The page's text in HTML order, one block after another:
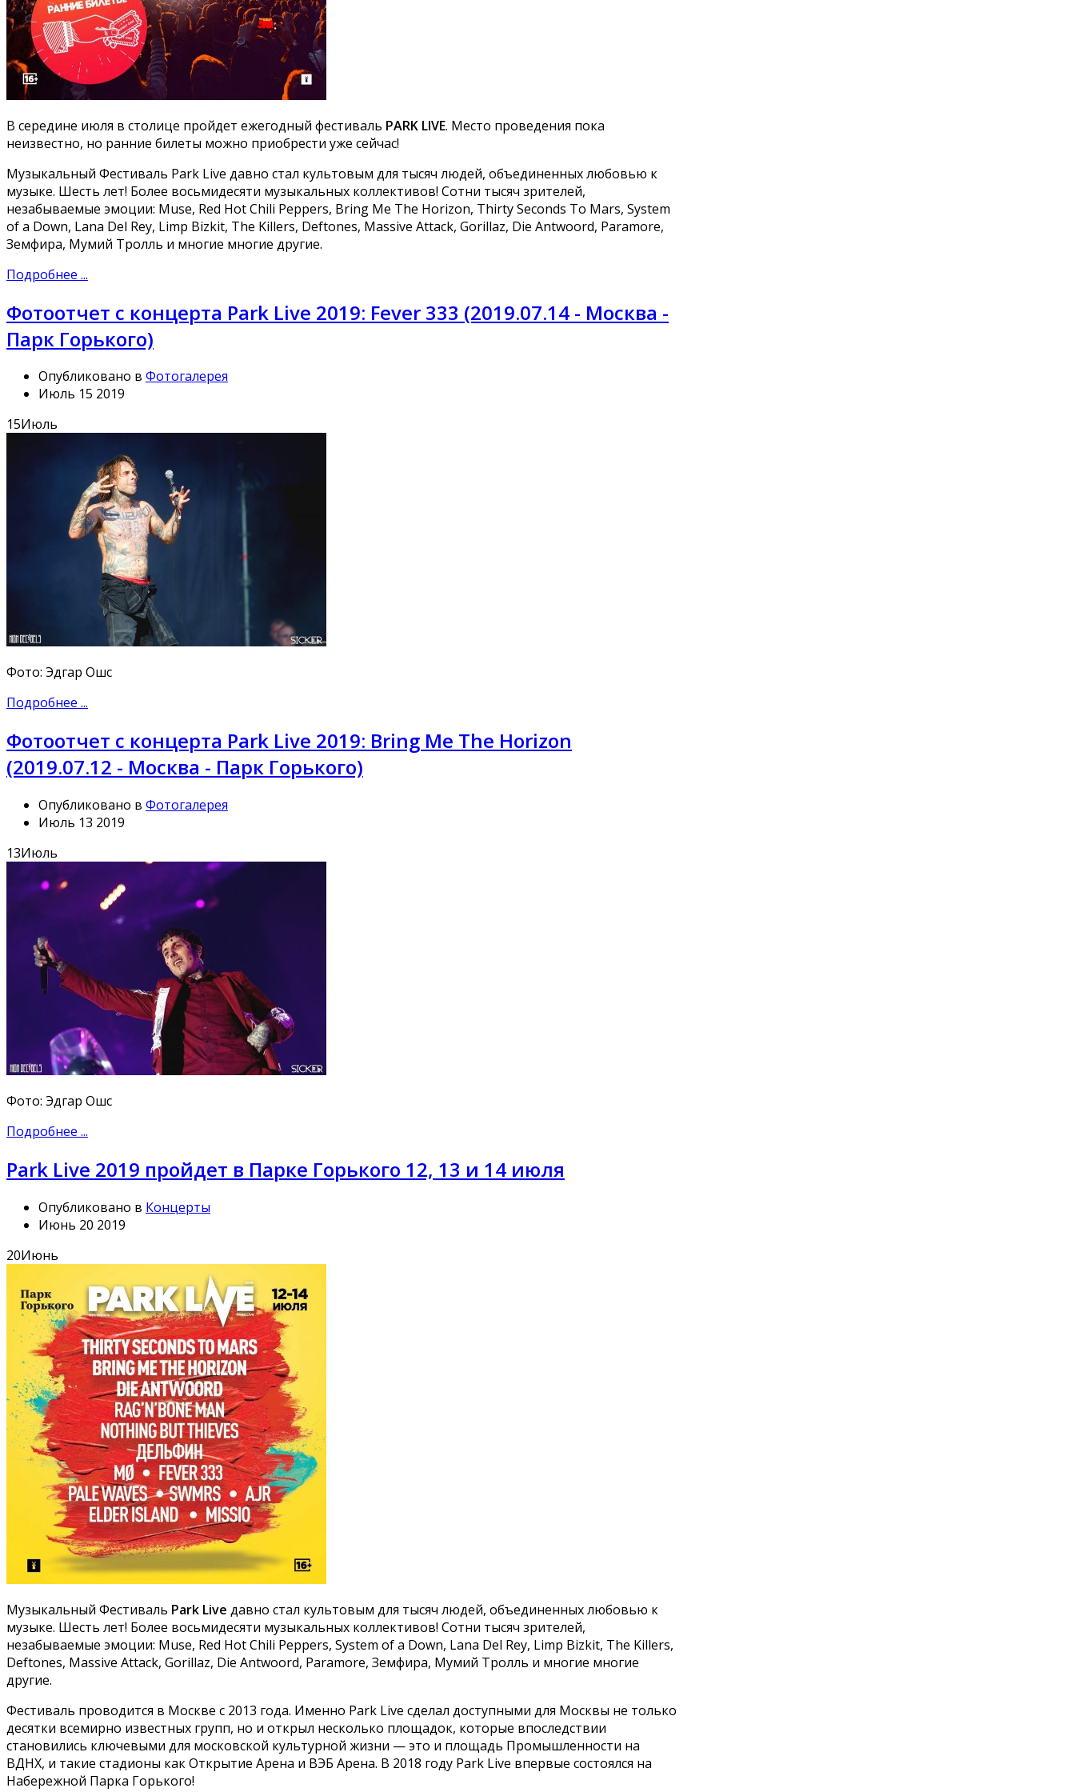
В середине июля в столице пройдет ежегодный фестиваль PARK LIVE. Место проведения пока
неизвестно, но ранние билеты можно приобрести уже сейчас!
Музыкальный Фестиваль Park Live давно стал культовым для тысяч людей, объединенных любовью к
музыке. Шесть лет! Более восьмидесяти музыкальных коллективов! Сотни тысяч зрителей,
незабываемые эмоции: Muse, Red Hot Chili Peppers, Bring Me The Horizon, Thirty Seconds To Mars, System
of a Down, Lana Del Rey, Limp Bizkit, The Killers, Deftones, Massive Attack, Gorillaz, Die Antwoord, Paramore,
Земфира, Мумий Тролль и многие многие другие.
Подробнее ...
Фотоотчет с концерта Park Live 2019: Fever 333 (2019.07.14 - Москва -
Парк Горького)
Опубликовано в Фотогалерея
Июль 15 2019
15Июль
Фото: Эдгар Ошс
Подробнее ...
Фотоотчет с концерта Park Live 2019: Bring Me The Horizon
(2019.07.12 - Москва - Парк Горького)
Опубликовано в Фотогалерея
Июль 13 2019
13Июль
Фото: Эдгар Ошс
Подробнее ...
Park Live 2019 пройдет в Парке Горького 12, 13 и 14 июля
Опубликовано в Концерты
Июнь 20 2019
20Июнь
Музыкальный Фестиваль Park Live давно стал культовым для тысяч людей, объединенных любовью к
музыке. Шесть лет! Более восьмидесяти музыкальных коллективов! Сотни тысяч зрителей,
незабываемые эмоции: Muse, Red Hot Chili Peppers, System of a Down, Lana Del Rey, Limp Bizkit, The Killers,
Deftones, Massive Attack, Gorillaz, Die Antwoord, Paramore, Земфира, Мумий Тролль и многие многие
другие.
Фестиваль проводится в Москве с 2013 года. Именно Park Live сделал доступными для Москвы не только
десятки всемирно известных групп, но и открыл несколько площадок, которые впоследствии
становились ключевыми для московской культурной жизни — это и площадь Промышленности на
ВДНХ, и такие стадионы как Открытие Арена и ВЭБ Арена. В 2018 году Park Live впервые состоялся на
Набережной Парка Горького!